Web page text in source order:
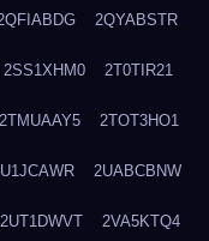
2QYABSTR
2SS1XHM0 2T0TIR21
2TMUAAY5 2TOT3HO1
2UABCBNW
2UT1DWVT 2VA5KTQ4